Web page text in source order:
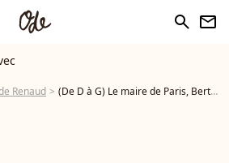
search newsletter
Renaud (De D à G) Le maire de Paris, Bertrand Delanoë, Véronique Colucci, Renaud Séchan et Marius Colucci assistent à l'inauguration de la Place Coluche à Paris, France, le 29 octobre 2006. Photo par Mousse/ABACAPRESS.COM - Photo